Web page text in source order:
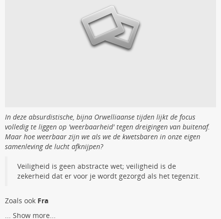
In deze absurdistische, bijna Orwelliaanse tijden lijkt de focus
volledig te liggen op 'weerbaarheid' tegen dreigingen van buitenaf.
Maar hoe weerbaar zijn we als we de kwetsbaren in onze eigen
samenleving de lucht afknijpen?
Veiligheid is geen abstracte wet; veiligheid is de
zekerheid dat er voor je wordt gezorgd als het tegenzit.
Zoals ook Fra
Show more...